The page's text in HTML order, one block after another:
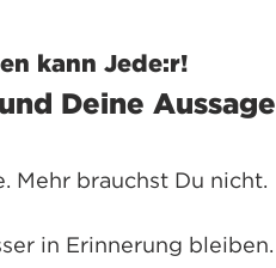
kann Jede:r!
Deine
Mehr brauchst Du nicht.
in Erinnerung bleiben.